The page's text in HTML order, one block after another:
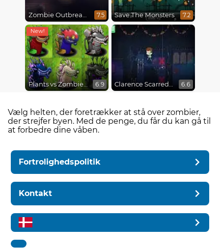
Zombie Outbreak Arena 7.5 Save The Monsters 7.2
Plants vs Zombies Fusion Mode 6.9 Clarence Scarred Silly 6.6
Vælg helten, der foretrækker at stå over zombier,
der strejfer byen. Med de penge, du får du kan gå til
at forbedre dine våben.
Fortrolighedspolitik
Kontakt